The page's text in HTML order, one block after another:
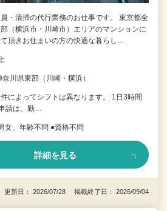
・清掃の代行業務のお仕事です。 東京都全
（横浜市・川崎市）エリアのマンションに
頂きお住まいの方の快適な暮らし…
川県東部（川崎・横浜）
よってシフトは異なります。 1日3時間
請は、勤…
女、年齢不問 ●資格不問
詳細を見る
更新日： 2026/07/28 掲載終了日： 2026/09/04